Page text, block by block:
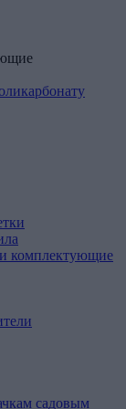
комплектующие
садовым